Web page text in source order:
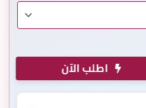
اطلب الآن